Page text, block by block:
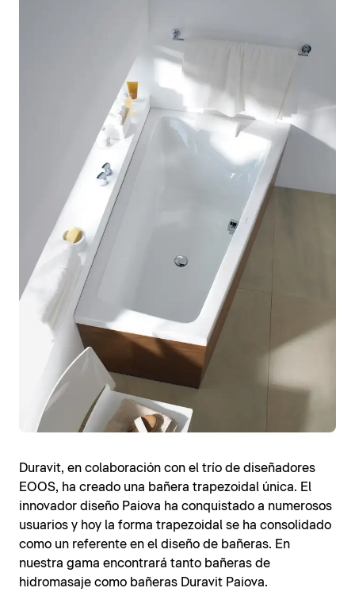
Duravit, en colaboración con el trío de diseñadores
EOOS, ha creado una bañera trapezoidal única. El
innovador diseño Paiova ha conquistado a numerosos
usuarios y hoy la forma trapezoidal se ha consolidado
como un referente en el diseño de bañeras. En
nuestra gama encontrará tanto bañeras de
hidromasaje como bañeras Duravit Paiova.